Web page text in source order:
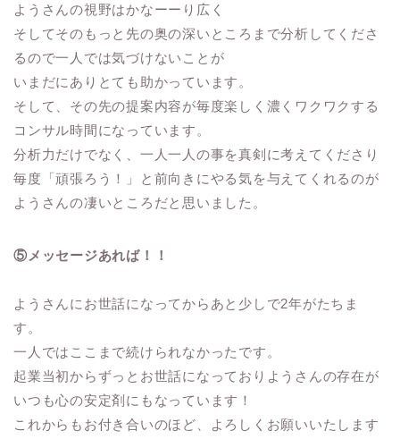
ようさんの視野はかなーーり広く
そしてそのもっと先の奥の深いところまで分析してくださ
るので一人では気づけないことが
いまだにありとても助かっています。
そして、その先の提案内容が毎度楽しく濃くワクワクする
コンサル時間になっています。
分析力だけでなく、一人一人の事を真剣に考えてくださり
毎度「頑張ろう！」と前向きにやる気を与えてくれるのが
ようさんの凄いところだと思いました。
⑤メッセージあれば！！
ようさんにお世話になってからあと少しで2年がたちま
す。
一人ではここまで続けられなかったです。
起業当初からずっとお世話になっておりようさんの存在が
いつも心の安定剤にもなっています！
これからもお付き合いのほど、よろしくお願いいたします